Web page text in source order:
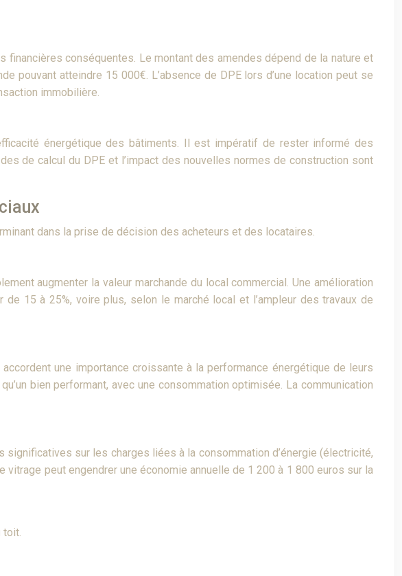
financières conséquentes. Le montant des amendes dépend de la nature et
pouvant atteindre 15 000€. L’absence de DPE lors d’une location peut se
immobilière.
énergétique des bâtiments. Il est impératif de rester informé des
de calcul du DPE et l’impact des nouvelles normes de construction sont
dans la prise de décision des acheteurs et des locataires.
augmenter la valeur marchande du local commercial. Une amélioration
15 à 25%, voire plus, selon le marché local et l’ampleur des travaux de
une importance croissante à la performance énergétique de leurs
bien performant, avec une consommation optimisée. La communication
sur les charges liées à la consommation d’énergie (électricité,
peut engendrer une économie annuelle de 1 200 à 1 800 euros sur la
toit.